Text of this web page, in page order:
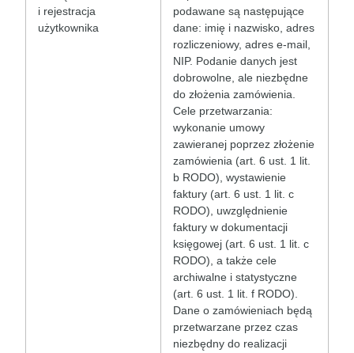
i rejestracja
użytkownika
podawane są następujące
dane: imię i nazwisko, adres
rozliczeniowy, adres e-mail,
NIP. Podanie danych jest
dobrowolne, ale niezbędne
do złożenia zamówienia.
Cele przetwarzania:
wykonanie umowy
zawieranej poprzez złożenie
zamówienia (art. 6 ust. 1 lit.
b RODO), wystawienie
faktury (art. 6 ust. 1 lit. c
RODO), uwzględnienie
faktury w dokumentacji
księgowej (art. 6 ust. 1 lit. c
RODO), a także cele
archiwalne i statystyczne
(art. 6 ust. 1 lit. f RODO).
Dane o zamówieniach będą
przetwarzane przez czas
niezbędny do realizacji